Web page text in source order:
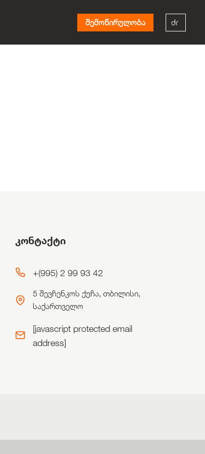
შემოწირულობა
კონტაქტი
+(995) 2 99 93 42
5 შევჩენკოს ქუჩა, თბილისი,
საქართველო
[javascript protected email
address]